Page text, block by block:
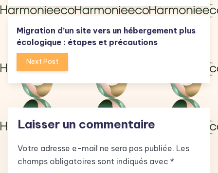
Migration d’un site vers un hébergement plus
écologique : étapes et précautions
Next Post
Laisser un commentaire
Votre adresse e-mail ne sera pas publiée. Les
champs obligatoires sont indiqués avec *